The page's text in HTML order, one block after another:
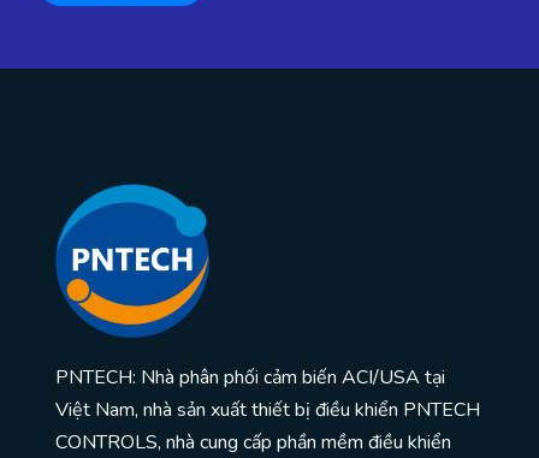
PNTECH: Nhà phân phối cảm biến ACI/USA tại
Việt Nam, nhà sản xuất thiết bị điều khiển PNTECH
CONTROLS, nhà cung cấp phần mềm điều khiển